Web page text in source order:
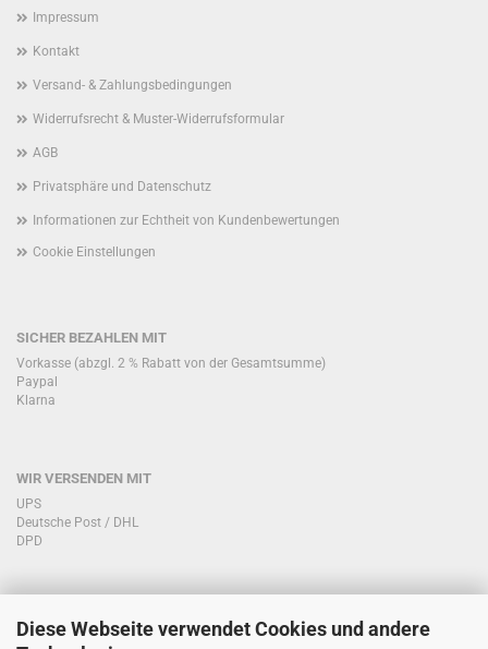
Diese Webseite verwendet Cookies und andere
Impressum
Kontakt
Versand- & Zahlungsbedingungen
Widerrufsrecht & Muster-Widerrufsformular
AGB
Privatsphäre und Datenschutz
Informationen zur Echtheit von Kundenbewertungen
Cookie Einstellungen
SICHER BEZAHLEN MIT
Vorkasse (abzgl. 2 % Rabatt von der Gesamtsumme)
Paypal
Klarna
WIR VERSENDEN MIT
UPS
Deutsche Post / DHL
DPD
KONTAKT KUNDENSERVICE